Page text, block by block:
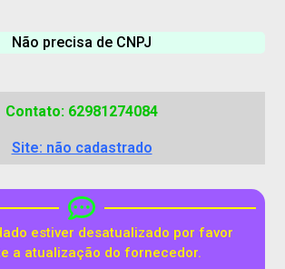
Não precisa de CNPJ
Contato: 62981274084
Site: não cadastrado
estiver desatualizado por favor
a atualização do fornecedor.